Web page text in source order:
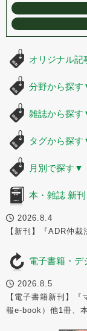
オリジナル記
分野から探す
雑誌から探す
タグから探す
月別で探す ▼
本・雑誌 新刊
2026.8.4
【新刊】『ADR仲
電子書籍・デ
2026.8.5
【電子書籍新刊】
報e-book）他1冊、